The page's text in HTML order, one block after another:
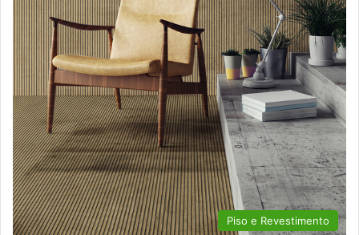
Piso e Revestimento